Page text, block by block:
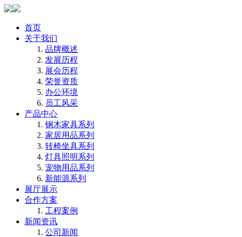
首页
关于我们
品牌概述
发展历程
展会历程
荣誉资质
办公环境
员工风采
产品中心
钢木家具系列
家居用品系列
转椅坐具系列
灯具照明系列
宠物用品系列
新能源系列
展厅展示
合作方案
工程案例
新闻资讯
公司新闻